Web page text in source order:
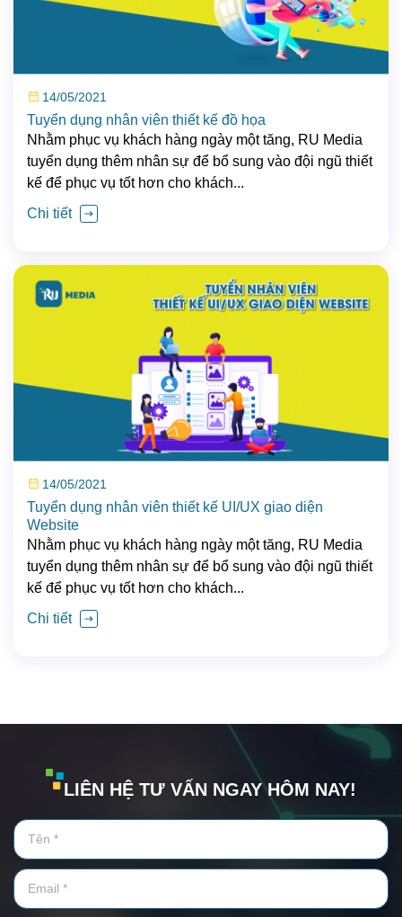
14/05/2021
Tuyển dụng nhân viên thiết kế đồ họa
Nhằm phục vụ khách hàng ngày một tăng, RU Media
tuyển dụng thêm nhân sự để bổ sung vào đội ngũ thiết
kế để phục vụ tốt hơn cho khách...
Chi tiết
14/05/2021
Tuyển dụng nhân viên thiết kế UI/UX giao diện
Website
Nhằm phục vụ khách hàng ngày một tăng, RU Media
tuyển dụng thêm nhân sự để bổ sung vào đội ngũ thiết
kế để phục vụ tốt hơn cho khách...
Chi tiết
LIÊN HỆ TƯ VẤN NGAY HÔM NAY!